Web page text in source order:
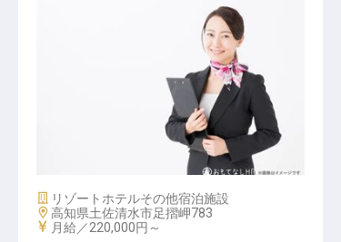
アクティビティスタッフ
施設業態
リゾートホテルその他宿泊施設
勤務地
高知県土佐清水市足摺岬783
給与
月給／220,000円～